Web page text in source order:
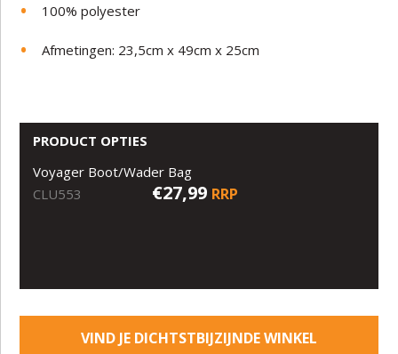
100% polyester
Afmetingen: 23,5cm x 49cm x 25cm
PRODUCT OPTIES
Voyager Boot/Wader Bag
CLU553
€27,99 RRP
VIND JE DICHTSTBIJZIJNDE WINKEL